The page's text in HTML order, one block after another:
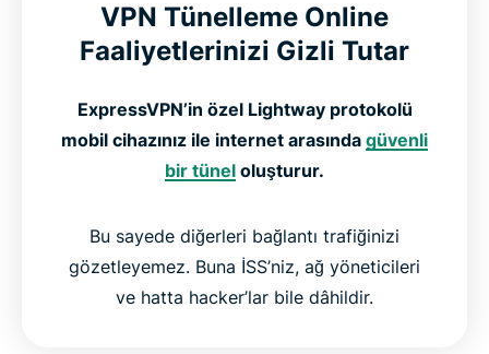
VPN Tünelleme Online
Faaliyetlerinizi Gizli Tutar
ExpressVPN’in özel Lightway protokolü
mobil cihazınız ile internet arasında güvenli
bir tünel oluşturur.
Bu sayede diğerleri bağlantı trafiğinizi
gözetleyemez. Buna İSS’niz, ağ yöneticileri
ve hatta hacker’lar bile dâhildir.